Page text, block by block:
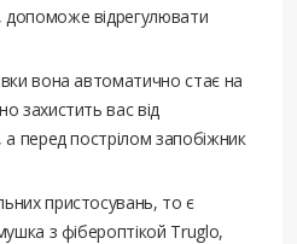
відрегулювати
вона автоматично стає на
захистить вас від
а перед пострілом запобіжник
пристосувань, то є
з фібероптікой Truglo,